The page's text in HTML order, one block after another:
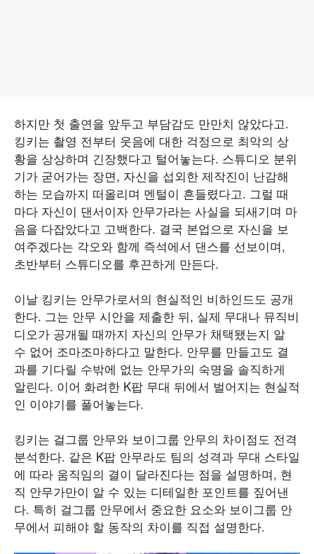
하지만 첫 출연을 앞두고 부담감도 만만치 않았다고.
킹키는 촬영 전부터 웃음에 대한 걱정으로 최악의 상
황을 상상하며 긴장했다고 털어놓는다. 스튜디오 분위
기가 굳어가는 장면, 자신을 섭외한 제작진이 난감해
하는 모습까지 떠올리며 멘털이 흔들렸다고. 그럴 때
마다 자신이 댄서이자 안무가라는 사실을 되새기며 마
음을 다잡았다고 고백한다. 결국 본업으로 자신을 보
여주겠다는 각오와 함께 즉석에서 댄스를 선보이며,
초반부터 스튜디오를 후끈하게 만든다.
이날 킹키는 안무가로서의 현실적인 비하인드도 공개
한다. 그는 안무 시안을 제출한 뒤, 실제 무대나 뮤직비
디오가 공개될 때까지 자신의 안무가 채택됐는지 알
수 없어 조마조마하다고 말한다. 안무를 만들고도 결
과를 기다릴 수밖에 없는 안무가의 숙명을 솔직하게
알린다. 이어 화려한 K팝 무대 뒤에서 벌어지는 현실적
인 이야기를 풀어놓는다.
킹키는 걸그룹 안무와 보이그룹 안무의 차이점도 전격
분석한다. 같은 K팝 안무라도 팀의 성격과 무대 스타일
에 따라 움직임의 결이 달라진다는 점을 설명하며, 현
직 안무가만이 알 수 있는 디테일한 포인트를 짚어낸
다. 특히 걸그룹 안무에서 중요한 요소와 보이그룹 안
무에서 피해야 할 동작의 차이를 직접 설명한다.